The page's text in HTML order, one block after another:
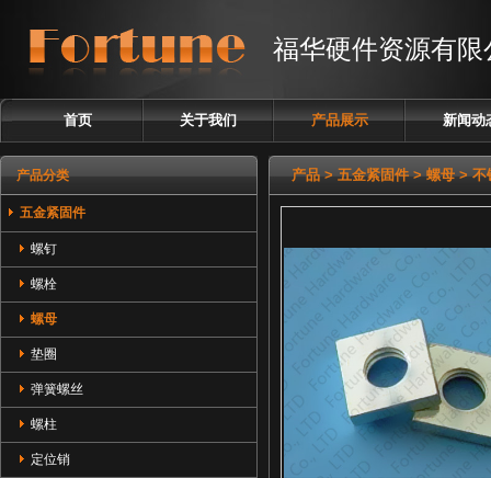
福华硬件资源有限
首页 关于我们 产品展示
塑胶紧固件
五金紧固件
新闻动
产品分类
五金紧固件
螺钉
螺栓
螺母
垫圈
弹簧螺丝
螺柱
定位销
产品>五金紧固件>螺母> 不